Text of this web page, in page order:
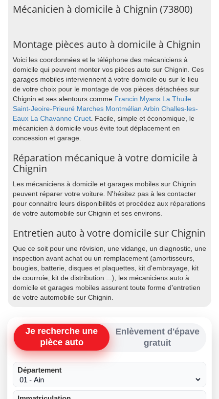
Mécanicien à domicile à Chignin (73800)
Montage pièces auto à domicile à Chignin
Voici les coordonnées et le téléphone des mécaniciens à
domicile qui peuvent monter vos pièces auto sur Chignin. Ces
garages mobiles interviennent à votre domicile ou sur le lieu
de votre choix pour le montage de vos pièces détachées sur
Chignin et ses alentours comme Francin Myans La Thuile
Saint-Jeoire-Prieuré Marches Montmélian Arbin Challes-les-
Eaux La Chavanne Cruet. Facile, simple et économique, le
mécanicien à domicile vous évite tout déplacement en
concession et garage.
Réparation mécanique à votre domicile à
Chignin
Les mécaniciens à domicile et garages mobiles sur Chignin
peuvent réparer votre voiture. N'hésitez pas à les contacter
pour connaitre leurs disponibilités et procédez aux réparations
de votre automobile sur Chignin et ses environs.
Entretien auto à votre domicile sur Chignin
Que ce soit pour une révision, une vidange, un diagnostic, une
inspection avant achat ou un remplacement (amortisseurs,
bougies, batterie, disques et plaquettes, kit d'embrayage, kit
de courroie, kit de distribution ...), les mécaniciens auto à
domicile et garages mobiles assurent toute forme d'entretien
de votre automobile sur Chignin.
Je recherche une
pièce auto
Enlèvement d'épave
gratuit
Département